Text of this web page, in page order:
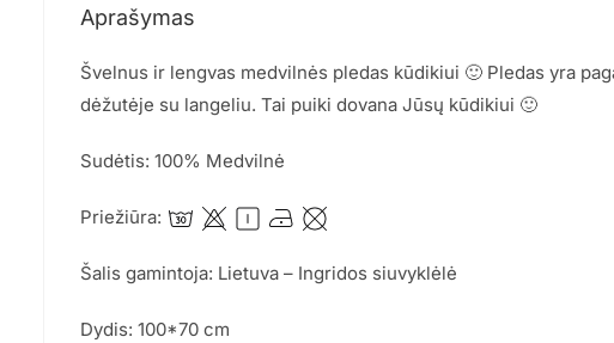
Aprašymas
Švelnus ir lengvas medvilnės pledas kūdikiui 🙂 Pledas yra
dėžutėje su langeliu. Tai puiki dovana Jūsų kūdikiui 🙂
Sudėtis: 100% Medvilnė
Priežiūra:
Šalis gamintoja: Lietuva – Ingridos siuvyklėlė
Dydis: 100*70 cm